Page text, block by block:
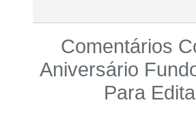
Comentários
Aniversário
Para